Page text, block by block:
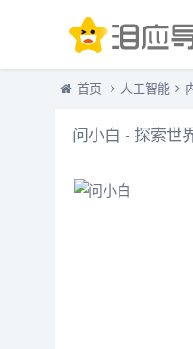
首页 人工智能
问小白 - 探索世